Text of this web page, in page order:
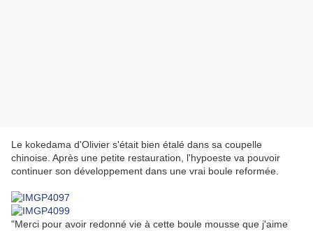
Le kokedama d'Olivier s'était bien étalé dans sa coupelle
chinoise. Après une petite restauration, l'hypoeste va pouvoir
continuer son développement dans une vrai boule reformée.
"Merci pour avoir redonné vie à cette boule mousse que j'aime